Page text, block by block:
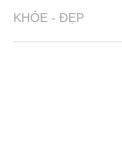
KHỎE - ĐẸP